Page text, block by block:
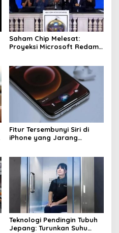
Saham Chip Melesat:
Proyeksi Microsoft Redam
Fitur Tersembunyi Siri di
iPhone yang Jarang
Teknologi Pendingin Tubuh
Jepang: Turunkan Suhu